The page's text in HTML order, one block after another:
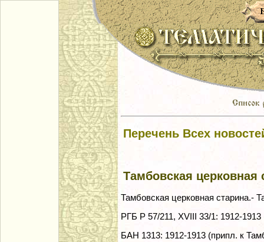
Перечень Всех
Тамбовская церковная
Тамбовская церковная старина.-
РГБ Р 57/211, XVIII 33/1: 1912-
БАН 1313: 1912-1913 (припл. к